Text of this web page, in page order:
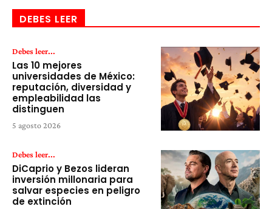
DEBES LEER
Debes leer...
Las 10 mejores
universidades de México:
reputación, diversidad y
empleabilidad las
distinguen
5 agosto 2026
Debes leer...
DiCaprio y Bezos lideran
inversión millonaria para
salvar especies en peligro
de extinción